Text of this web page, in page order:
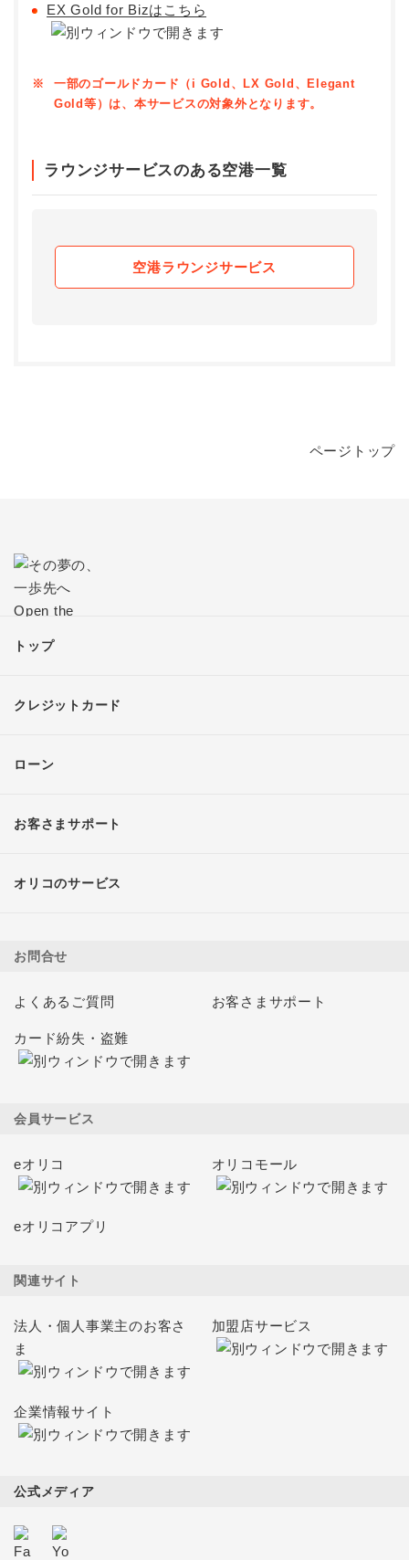
EX Gold for Bizはこちら
※
一部のゴールドカード（i Gold、LX Gold、Elegant
Gold等）は、本サービスの対象外となります。
ラウンジサービスのある空港一覧
空港ラウンジサービス
ページトップ
トップ
クレジットカード
ローン
お客さまサポート
オリコのサービス
お問合せ
よくあるご質問 お客さまサポート
カード紛失・盗難
会員サービス
eオリコ オリコモール
eオリコアプリ
関連サイト
法人・個人事業主のお客さ
ま
加盟店サービス
企業情報サイト
公式メディア